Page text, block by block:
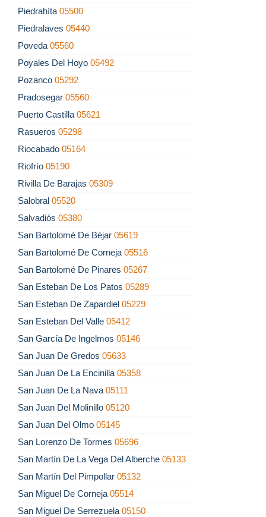
Piedrahíta 05500
Piedralaves 05440
Poveda 05560
Poyales Del Hoyo 05492
Pozanco 05292
Pradosegar 05560
Puerto Castilla 05621
Rasueros 05298
Riocabado 05164
Riofrío 05190
Rivilla De Barajas 05309
Salobral 05520
Salvadiós 05380
San Bartolomé De Béjar 05619
San Bartolomé De Corneja 05516
San Bartolomé De Pinares 05267
San Esteban De Los Patos 05289
San Esteban De Zapardiel 05229
San Esteban Del Valle 05412
San García De Ingelmos 05146
San Juan De Gredos 05633
San Juan De La Encinilla 05358
San Juan De La Nava 05111
San Juan Del Molinillo 05120
San Juan Del Olmo 05145
San Lorenzo De Tormes 05696
San Martín De La Vega Del Alberche 05133
San Martín Del Pimpollar 05132
San Miguel De Corneja 05514
San Miguel De Serrezuela 05150